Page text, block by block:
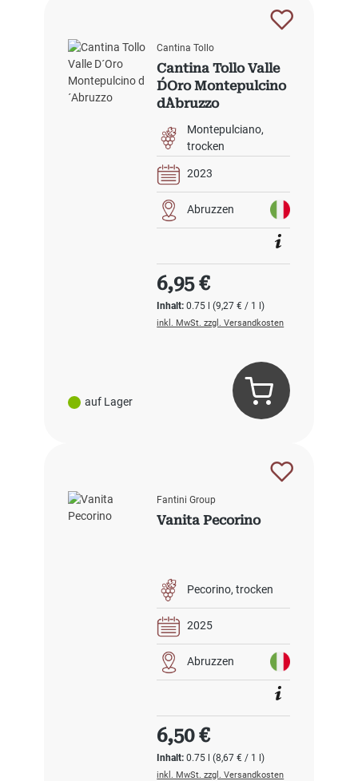
auf Lager
Cantina Tollo
Cantina Tollo Valle
D´Oro Montepulcino
d´Abruzzo
Montepulciano
trocken
2023
Abruzzen
Inhalt:0.75 l(9,27 € / 1 l)
Regulärer Preis:
6,95 €
inkl. MwSt. zzgl. Versandkosten
Fantini Group
Vanita Pecorino
Pecorino trocken
2025
Abruzzen
Inhalt:0.75 l(8,67 € / 1 l)
Regulärer Preis:
6,50 €
inkl. MwSt. zzgl. Versandkosten